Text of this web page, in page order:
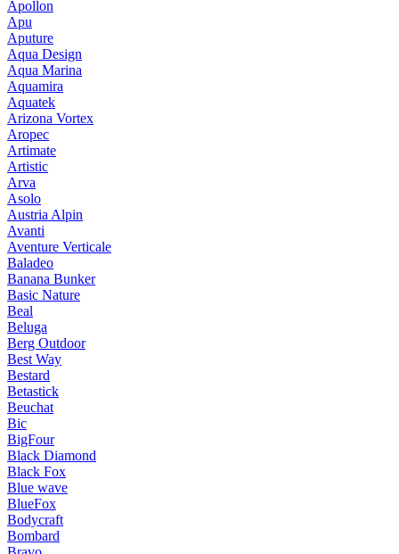
Apollon
Apu
Aputure
Aqua Design
Aqua Marina
Aquamira
Aquatek
Arizona Vortex
Aropec
Artimate
Artistic
Arva
Asolo
Austria Alpin
Avanti
Aventure Verticale
Baladeo
Banana Bunker
Basic Nature
Beal
Beluga
Berg Outdoor
Best Way
Bestard
Betastick
Beuchat
Bic
BigFour
Black Diamond
Black Fox
Blue wave
BlueFox
Bodycraft
Bombard